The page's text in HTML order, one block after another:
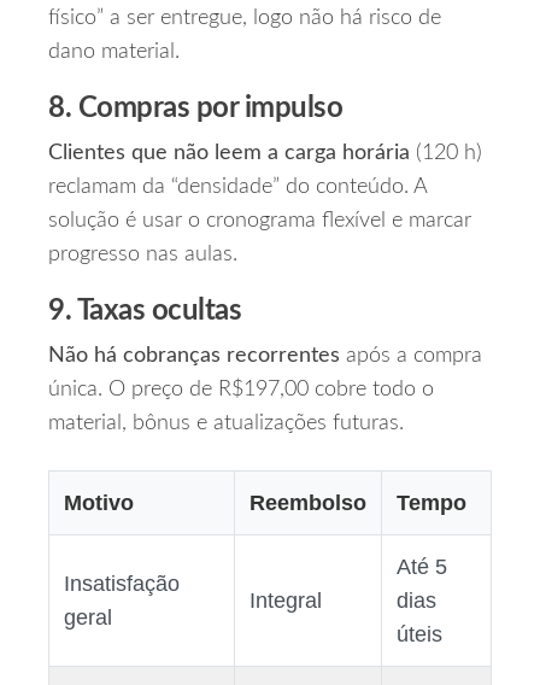
físico” a ser entregue, logo não há risco de
dano material.
8. Compras por impulso
Clientes que não leem a carga horária (120 h)
reclamam da “densidade” do conteúdo. A
solução é usar o cronograma flexível e marcar
progresso nas aulas.
9. Taxas ocultas
Não há cobranças recorrentes após a compra
única. O preço de R$197,00 cobre todo o
material, bônus e atualizações futuras.
Motivo Reembolso Tempo
Insatisfação
geral
Integral
Até 5
dias
úteis